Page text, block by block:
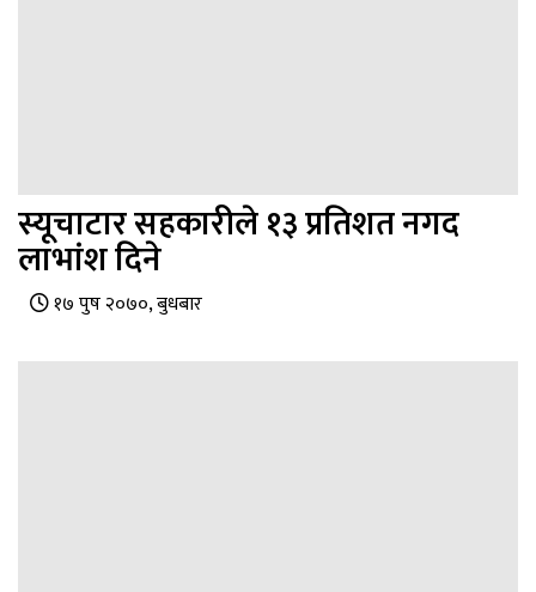
स्यूचाटार सहकारीले १३ प्रतिशत नगद
लाभांश दिने
१७ पुष २०७०, बुधबार